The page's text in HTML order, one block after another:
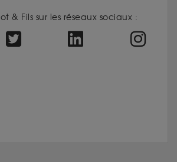
& Fils sur les réseaux sociaux :